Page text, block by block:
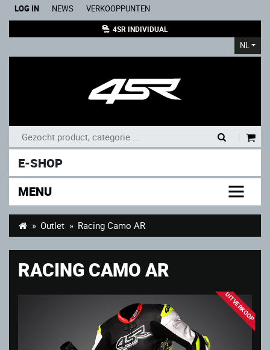
LOG IN NEWS VERKOOPPUNTEN
4SR INDIVIDUAL
NL
E-SHOP
MENU
Outlet Racing Camo AR
RACING CAMO AR
UITVERKOOP